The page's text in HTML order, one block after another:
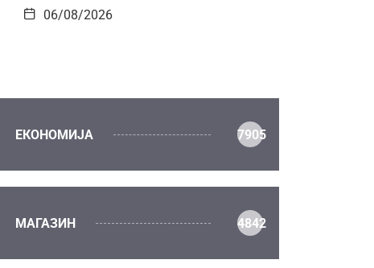
06/08/2026
ЕКОНОМИЈА 7905
МАГАЗИН 4842